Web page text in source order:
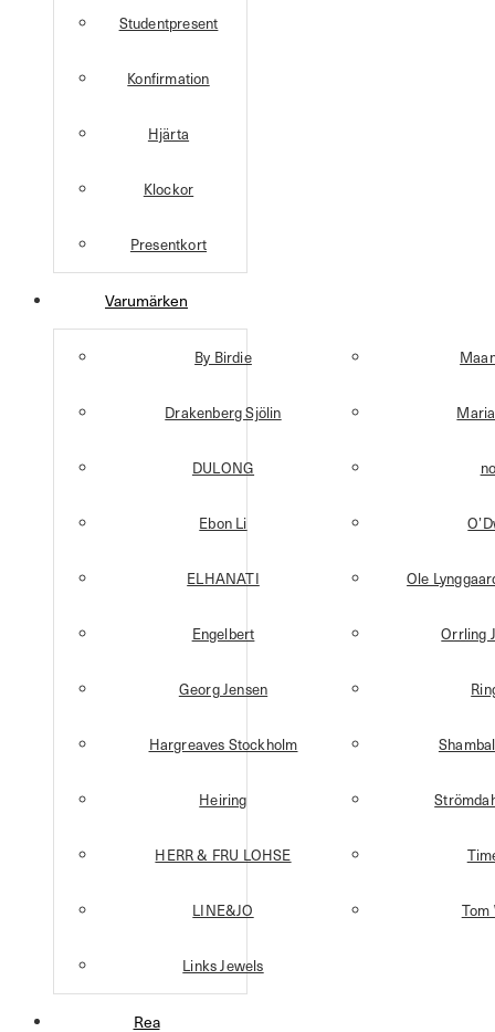
Studentpresent
Konfirmation
Hjärta
Klockor
Presentkort
Varumärken
By Birdie
Drakenberg Sjölin
DULONG
Ebon Li
ELHANATI
Engelbert
Georg Jensen
Hargreaves Stockholm
Heiring
HERR & FRU LOHSE
LINE&JO
Links Jewels
Ole
Orrling
Tom
Rea